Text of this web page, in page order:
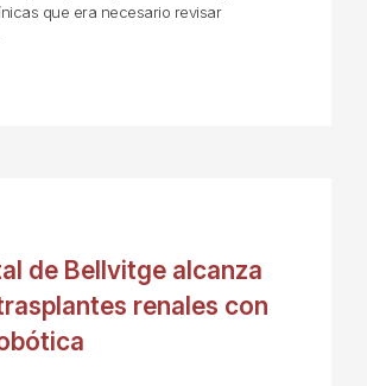
que era necesario revisar
de Bellvitge alcanza
renales con